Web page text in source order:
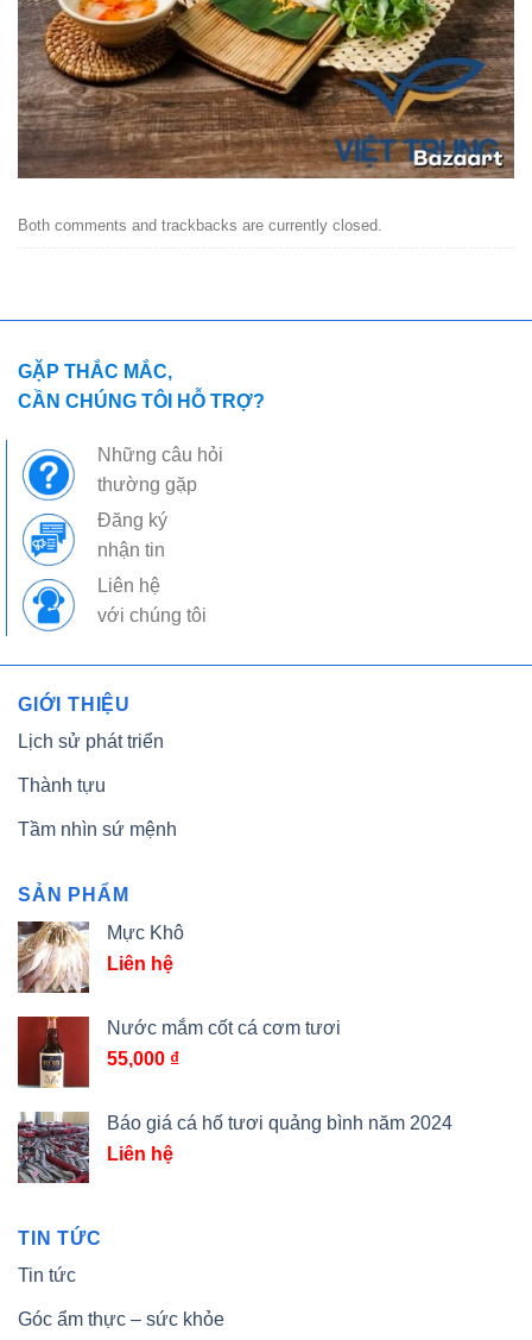
Both comments and trackbacks are currently closed.
GẶP THẮC MẮC,
CẦN CHÚNG TÔI HỖ TRỢ?
Những câu hỏi
thường gặp
Đăng ký
nhận tin
Liên hệ
với chúng tôi
GIỚI THIỆU
Lịch sử phát triển
Thành tựu
Tầm nhìn sứ mệnh
SẢN PHẨM
Mực Khô
Liên hệ
Nước mắm cốt cá cơm tươi
55,000 ₫
Báo giá cá hố tươi quảng bình năm 2024
Liên hệ
TIN TỨC
Tin tức
Góc ẩm thực – sức khỏe